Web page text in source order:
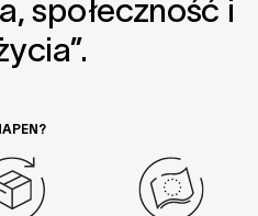
społeczność i